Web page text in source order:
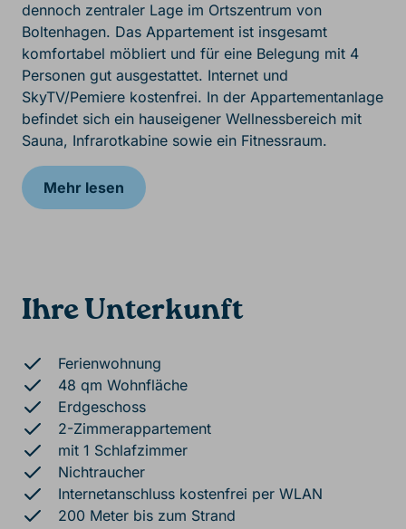
dennoch zentraler Lage im Ortszentrum von
Boltenhagen. Das Appartement ist insgesamt
komfortabel möbliert und für eine Belegung mit 4
Personen gut ausgestattet. Internet und
SkyTV/Pemiere kostenfrei. In der Appartementanlage
befindet sich ein hauseigener Wellnessbereich mit
Sauna, Infrarotkabine sowie ein Fitnessraum.
Mehr lesen
Ihre Unterkunft
Ferienwohnung
48 qm Wohnfläche
Erdgeschoss
2-Zimmerappartement
mit 1 Schlafzimmer
Nichtraucher
Internetanschluss kostenfrei per WLAN
200 Meter bis zum Strand